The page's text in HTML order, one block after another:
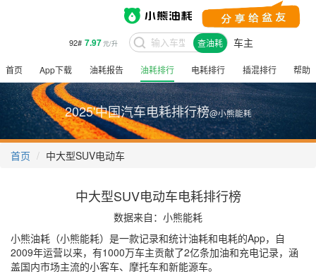
92# 7.97元/升 查油耗 车主
首页 App下载 油耗报告 油耗排行 电耗排行 插混排行 帮助
2025'中国汽车电耗排行榜@小熊能耗
首页 中大型SUV电动车
中大型SUV电动车电耗排行榜
数据来自：小熊能耗
小熊油耗（小熊能耗）是一款记录和统计油耗和电耗的App，自
2009年运营以来，有1000万车主贡献了2亿条加油和充电记录，涵
盖国内市场主流的小客车、摩托车和新能源车。